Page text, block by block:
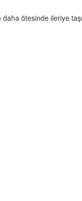
daha ötesinde ileriye